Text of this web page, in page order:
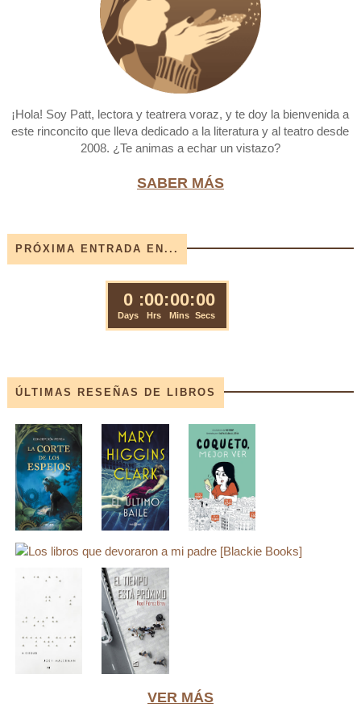
¡Hola! Soy Patt, lectora y teatrera voraz, y te doy la bienvenida a
este rinconcito que lleva dedicado a la literatura y al teatro desde
2008. ¿Te animas a echar un vistazo?
SABER MÁS
PRÓXIMA ENTRADA EN...
ÚLTIMAS RESEÑAS DE LIBROS
VER MÁS